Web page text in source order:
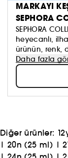
MARKAYI
SEPHORA
SEPHORA
heyecanlı,
ürünün, renk,
güzellik
öte, aynada
Topla, oyna
Daha fazla
Diğer ürünler:
| 20n (25 ml) |